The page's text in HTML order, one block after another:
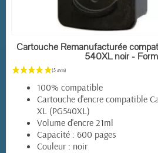
EN STOCK
Cartouche Remanufacturée
540XL noir -
100% compatible
Cartouche d'encre compatible
XL (PG540XL)
Volume d'encre 21ml
Capacité : 600 pages
Couleur : noir